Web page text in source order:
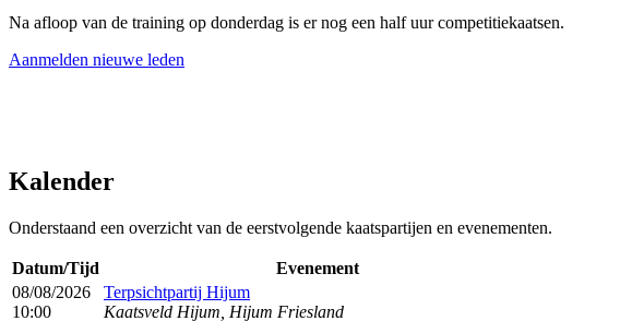
Na afloop van de training op donderdag is er nog een half uur competitiekaatsen.
Aanmelden nieuwe leden
Kalender
Onderstaand een overzicht van de eerstvolgende kaatspartijen en evenementen.
Datum/Tijd
Evenement
08/08/2026
10:00
Terpsichtpartij Hijum
Kaatsveld Hijum, Hijum Friesland